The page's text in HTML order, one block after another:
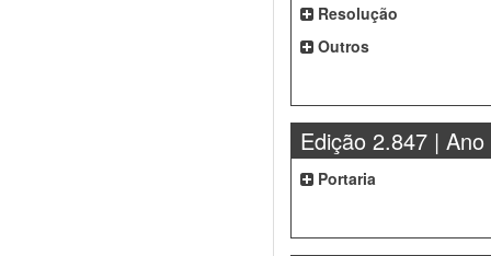
Resolução
Outros
Edição 2.847 | Ano
Portaria